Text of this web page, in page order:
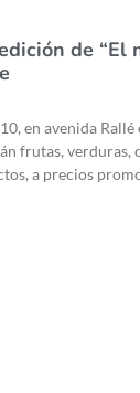
de “El
en avenida Rallé
frutas, verduras,
a precios